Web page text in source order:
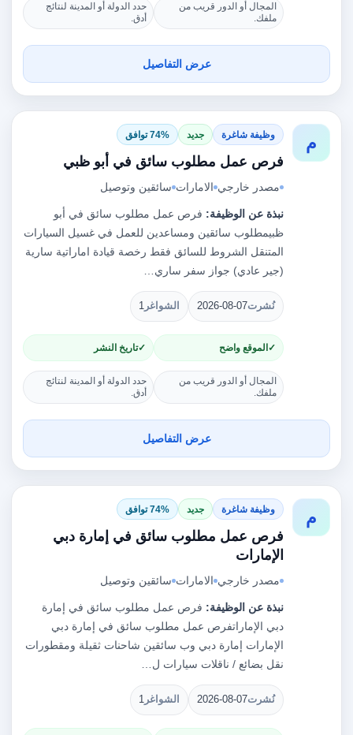
المجال أو الدور قريب من
ملفك.
حدد الدولة أو المدينة لنتائج
أدق.
عرض التفاصيل
م وظيفة شاغرة جديد 74% توافق
فرص عمل مطلوب سائق في أبو ظبي
مصدر خارجي الامارات سائقين وتوصيل
نبذة عن الوظيفة: فرص عمل مطلوب سائق في أبو
ظبيمطلوب سائقين ومساعدين للعمل في غسيل السيارات
المتنقل الشروط للسائق فقط رخصة قيادة اماراتية سارية
(جير عادي) جواز سفر ساري…
نُشرت2026-08-07 الشواغر 1
الموقع واضح تاريخ النشر
المجال أو الدور قريب من
ملفك.
حدد الدولة أو المدينة لنتائج
أدق.
عرض التفاصيل
م وظيفة شاغرة جديد 74% توافق
فرص عمل مطلوب سائق في إمارة دبي
الإمارات
مصدر خارجي الامارات سائقين وتوصيل
نبذة عن الوظيفة: فرص عمل مطلوب سائق في إمارة
دبي الإماراتفرص عمل مطلوب سائق في إمارة دبي
الإمارات إمارة دبي وب سائقين شاحنات ثقيلة ومقطورات
نقل بضائع / ناقلات سيارات ل…
نُشرت2026-08-07 الشواغر 1